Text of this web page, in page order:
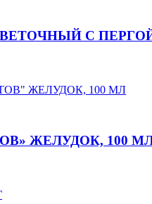
С
ЖЕЛУДОК, 100